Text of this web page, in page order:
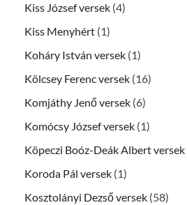
Kiss József versek (4)
Kiss Menyhért (1)
Koháry István versek (1)
Kölcsey Ferenc versek (16)
Komjáthy Jenő versek (6)
Komócsy József versek (1)
Köpeczi Boóz-Deák Albert versek
Koroda Pál versek (1)
Kosztolányi Dezső versek (58)